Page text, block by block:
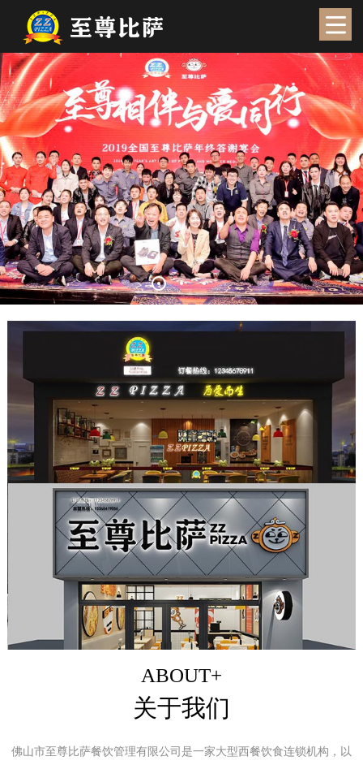
ABOUT+
关于我们
佛山市至尊比萨餐饮管理有限公司是一家大型西餐饮食连锁机构，以